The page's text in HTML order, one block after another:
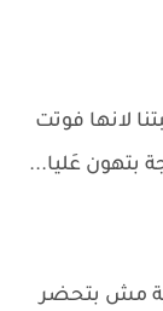
لانها فوتت
بتهون عَليا...
مش بتحضر